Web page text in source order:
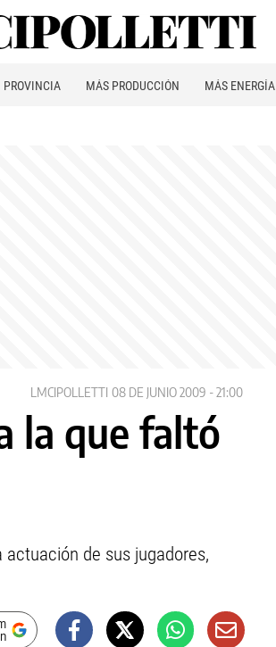
PROVINCIA MÁS PRODUCCIÓN MÁS ENERGÍA
LMCIPOLLETTI 08 DE JUNIO 2009 - 21:00
la que faltó
de sus jugadores,